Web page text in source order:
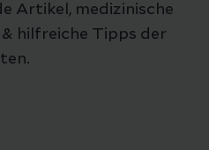
Artikel, medizinische
hilfreiche Tipps der